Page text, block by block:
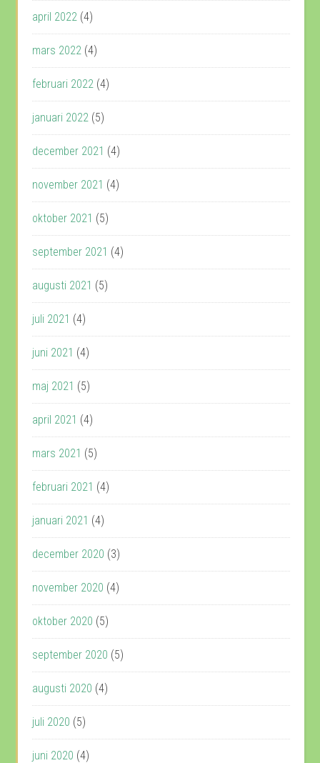
april 2022 (4)
mars 2022 (4)
februari 2022 (4)
januari 2022 (5)
december 2021 (4)
november 2021 (4)
oktober 2021 (5)
september 2021 (4)
augusti 2021 (5)
juli 2021 (4)
juni 2021 (4)
maj 2021 (5)
april 2021 (4)
mars 2021 (5)
februari 2021 (4)
januari 2021 (4)
december 2020 (3)
november 2020 (4)
oktober 2020 (5)
september 2020 (5)
augusti 2020 (4)
juli 2020 (5)
juni 2020 (4)